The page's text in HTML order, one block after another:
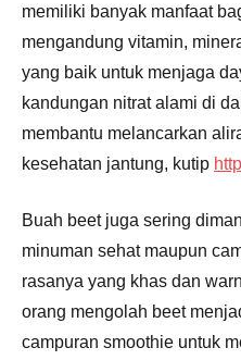
memiliki banyak manfaat
mengandung vitamin,
yang baik untuk menjaga
kandungan nitrat alami di
membantu melancarkan
kesehatan jantung, kutip
Buah beet juga sering
minuman sehat maupun
rasanya yang khas dan
orang mengolah beet
campuran smoothie untuk